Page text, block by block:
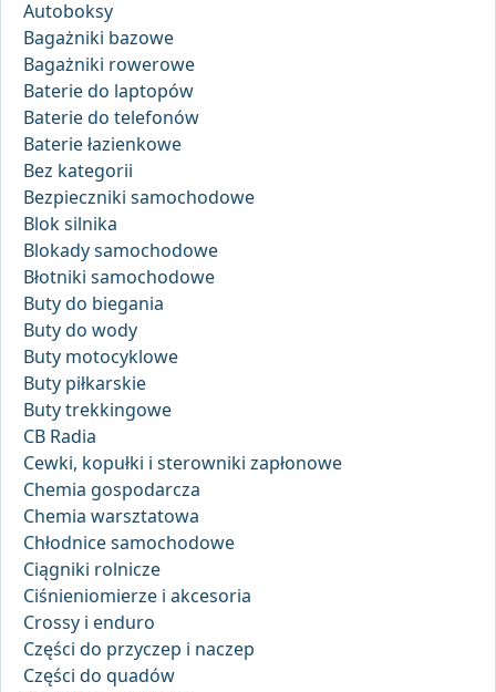
Autoboksy
Bagażniki bazowe
Bagażniki rowerowe
Baterie do laptopów
Baterie do telefonów
Baterie łazienkowe
Bez kategorii
Bezpieczniki samochodowe
Blok silnika
Blokady samochodowe
Błotniki samochodowe
Buty do biegania
Buty do wody
Buty motocyklowe
Buty piłkarskie
Buty trekkingowe
CB Radia
Cewki, kopułki i sterowniki zapłonowe
Chemia gospodarcza
Chemia warsztatowa
Chłodnice samochodowe
Ciągniki rolnicze
Ciśnieniomierze i akcesoria
Crossy i enduro
Części do przyczep i naczep
Części do quadów